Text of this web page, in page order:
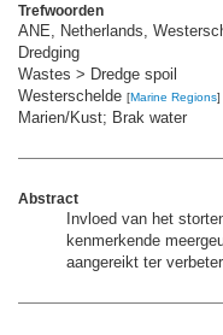
Trefwoorden
ANE, Netherlands,
Dredging
Wastes > Dredge spoil
Westerschelde [Marine Regions]
Marien/Kust; Brak water
Abstract
Invloed van het
kenmerkende
aangereikt ter